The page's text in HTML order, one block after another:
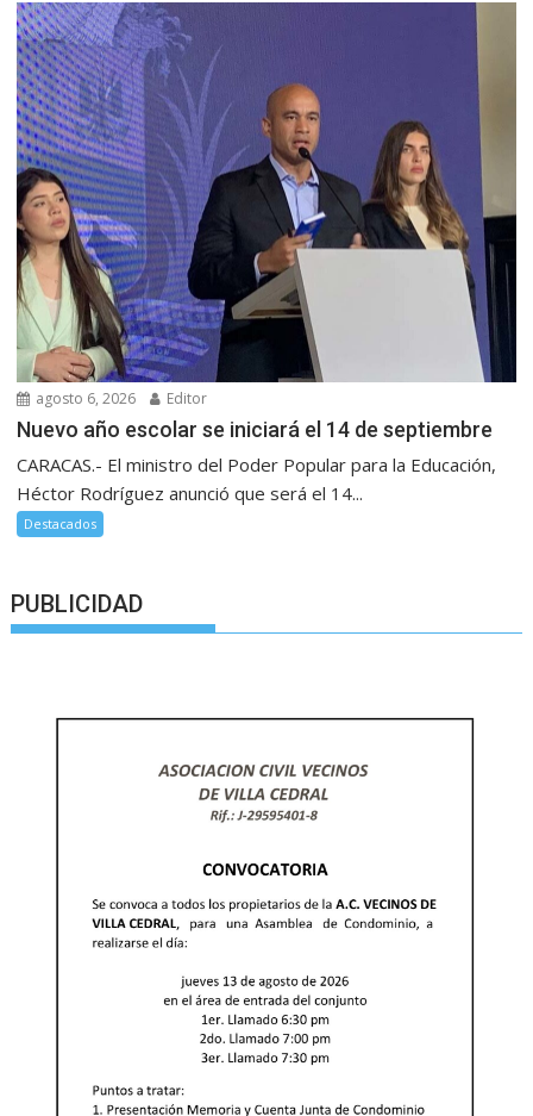
agosto 6, 2026 Editor
Nuevo año escolar se iniciará el 14 de septiembre
CARACAS.- El ministro del Poder Popular para la Educación,
Héctor Rodríguez anunció que será el 14...
Destacados
PUBLICIDAD